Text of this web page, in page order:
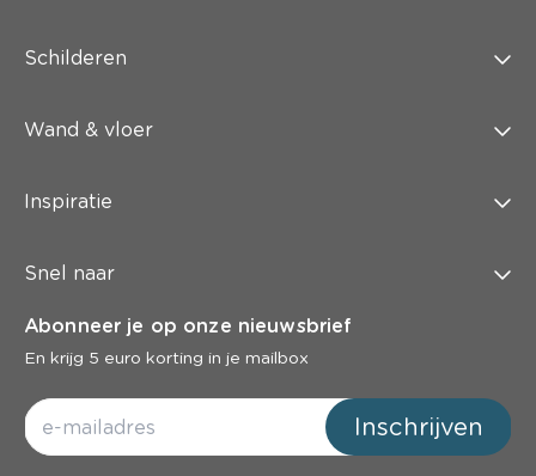
Schilderen
Wand & vloer
Inspiratie
Snel naar
Abonneer je op onze nieuwsbrief
En krijg 5 euro korting in je mailbox
Inschrijven